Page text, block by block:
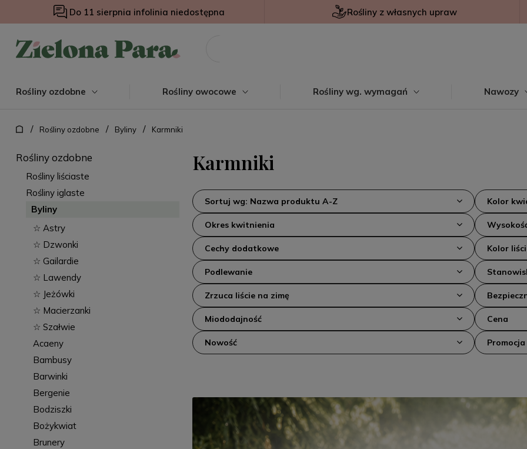
Do 11 sierpnia infolinia niedostępna Rośliny z własnych upraw
Rośliny ozdobne Rośliny owocowe Rośliny wg. wymagań Nawozy
/ Rośliny ozdobne / Byliny / Karmniki
Rośliny ozdobne
Rośliny liściaste
Rośliny iglaste
Byliny
☆ Astry
☆ Dzwonki
☆ Gailardie
☆ Lawendy
☆ Jeżówki
☆ Macierzanki
☆ Szałwie
Acaeny
Bambusy
Barwinki
Bergenie
Bodziszki
Bożykwiat
Brunery
Karmniki
Sortuj wg: Nazwa produktu A-Z Kolor
Okres kwitnienia
Cechy dodatkowe Kolor liści
Podlewanie
Zrzuca liście na zimę
Miododajność Cena
Nowość Promocja